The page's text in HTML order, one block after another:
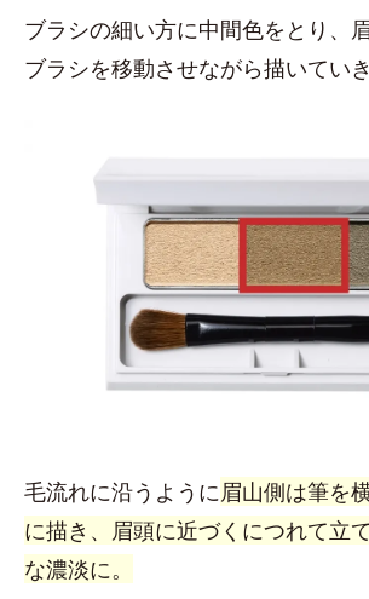
ブラシの細い方に中間色をとり、
ブラシを移動させながら描いていき
毛流れに沿うように眉山側は筆を
に描き、眉頭に近づくにつれて立
な濃淡に。